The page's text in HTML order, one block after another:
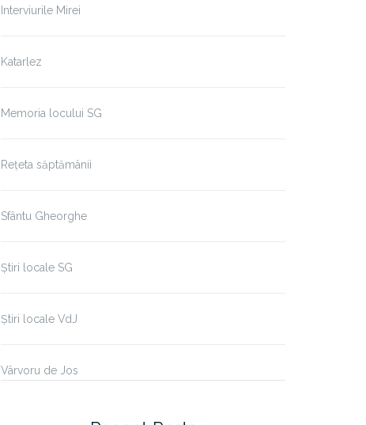
Interviurile Mirei
Katarlez
Memoria locului SG
Rețeta săptămânii
Sfântu Gheorghe
Știri locale SG
Știri locale VdJ
Vârvoru de Jos